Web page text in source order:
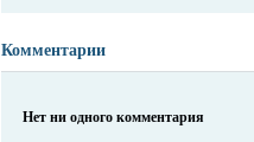
Комментарии
Нет ни одного комментария